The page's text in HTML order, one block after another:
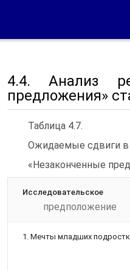
4.4. Анализ
предложения»
Таблица 4.7.
Ожидаемые сдвиги в
«Незаконченные
Исследовательское
предположение
1. Мечты младших